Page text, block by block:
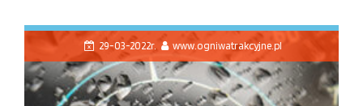
29-03-2022r. www.ogniwatrakcyjne.pl